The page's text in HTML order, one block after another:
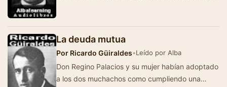
La deuda mutua
Por Ricardo Güiraldes•Leído por Alba
Don Regino Palacios y su mujer habían adoptado
a los dos muchachos como cumpliendo una